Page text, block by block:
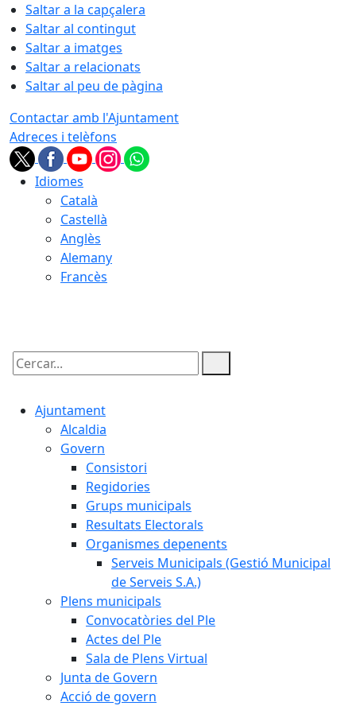
Saltar a la capçalera
Saltar al contingut
Saltar a imatges
Saltar a relacionats
Saltar al peu de pàgina
Contactar amb l'Ajuntament
Adreces i telèfons
Idiomes
Català
Castellà
Anglès
Alemany
Francès
Cercar:
Ajuntament
Alcaldia
Govern
Consistori
Regidories
Grups municipals
Resultats Electorals
Organismes depenents
Serveis Municipals (Gestió Municipal
de Serveis S.A.)
Plens municipals
Convocatòries del Ple
Actes del Ple
Sala de Plens Virtual
Junta de Govern
Acció de govern